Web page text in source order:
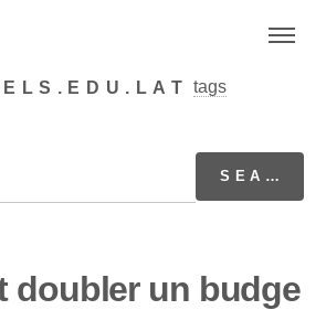
tags
doubler un budge